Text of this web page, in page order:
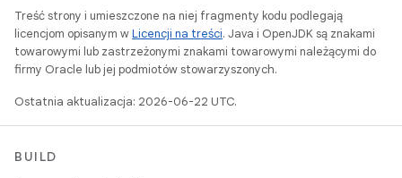
Treść strony i umieszczone na niej fragmenty kodu podlegają
licencjom opisanym wLicencji na treści. Java i OpenJDK są znakami
towarowymi lub zastrzeżonymi znakami towarowymi należącymi do
firmy Oracle lub jej podmiotów stowarzyszonych.
Ostatnia aktualizacja: 2026-06-22 UTC.
BUILD